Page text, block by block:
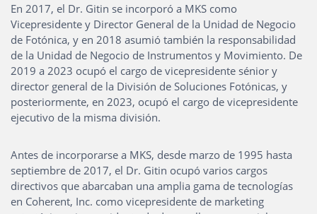
En 2017, el Dr. Gitin se incorporó a MKS como
Vicepresidente y Director General de la Unidad de Negocio
de Fotónica, y en 2018 asumió también la responsabilidad
de la Unidad de Negocio de Instrumentos y Movimiento. De
2019 a 2023 ocupó el cargo de vicepresidente sénior y
director general de la División de Soluciones Fotónicas, y
posteriormente, en 2023, ocupó el cargo de vicepresidente
ejecutivo de la misma división.
Antes de incorporarse a MKS, desde marzo de 1995 hasta
septiembre de 2017, el Dr. Gitin ocupó varios cargos
directivos que abarcaban una amplia gama de tecnologías
en Coherent, Inc. como vicepresidente de marketing